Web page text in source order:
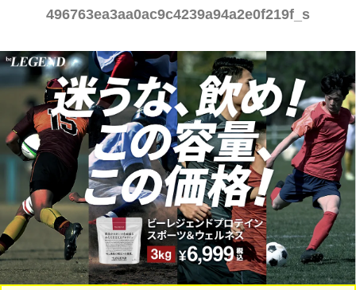
496763ea3aa0ac9c4239a94a2e0f219f_s